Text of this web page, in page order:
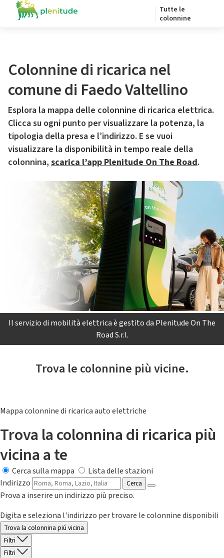
Tutte le
colonnine
Colonnine di ricarica nel
comune di Faedo Valtellino
Esplora la mappa delle colonnine di ricarica elettrica.
Clicca su ogni punto per visualizzare la potenza, la
tipologia della presa e l’indirizzo. E se vuoi
visualizzare la disponibilità in tempo reale della
colonnina, scarica l’app Plenitude On The Road.
Il servizio di mobilità elettrica è gestito da Plenitude On The
Road S.r.l.
Trova le colonnine più vicine.
Mappa colonnine di ricarica auto elettriche
Trova la colonnina di ricarica più
vicina a te
Cerca sulla mappa
Lista delle stazioni
Indirizzo
Cerca
Prova a inserire un indirizzo più preciso.
Digita e seleziona l'indirizzo per trovare le colonnine disponibili
Trova la colonnina piú vicina
Filtri
Filtri